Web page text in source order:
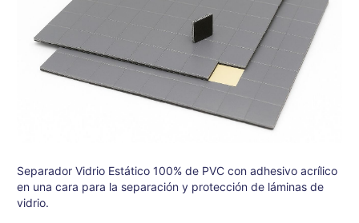
Separador Vidrio Estático 100% de PVC con adhesivo acrílico
en una cara para la separación y protección de láminas de
vidrio.